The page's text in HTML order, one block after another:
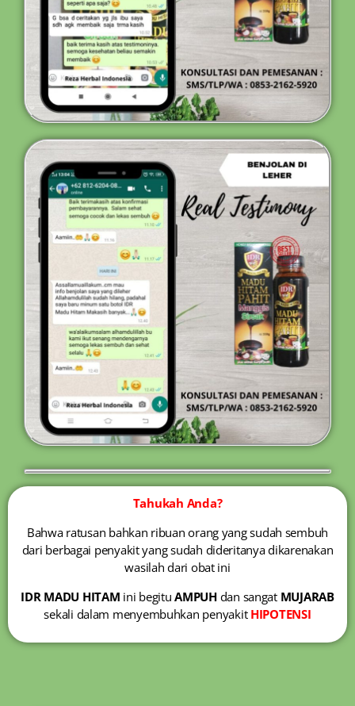
Tahukah Anda?
Bahwa ratusan bahkan ribuan orang yang sudah sembuh
dari berbagai penyakit yang sudah dideritanya dikarenakan
wasilah dari obat ini
IDR MADU HITAM ini begituAMPUHdan sangat MUJARAB
sekali dalam menyembuhkan penyakit HIPOTENSI